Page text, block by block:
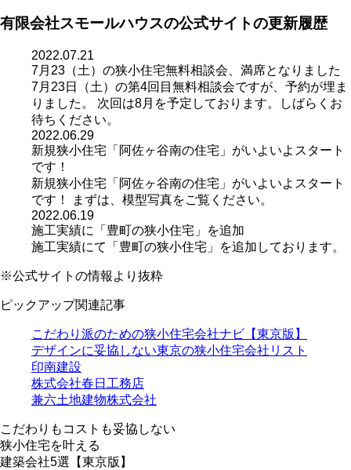
有限会社スモールハウスの公式サイトの更新履歴
2022.07.21
7月23（土）の狭小住宅無料相談会、満席となりました
7月23日（土）の第4回目無料相談会ですが、予約が埋ま
りました。 次回は8月を予定しております。しばらくお
待ちください。
2022.06.29
新規狭小住宅「阿佐ヶ谷南の住宅」がいよいよスタート
です！
新規狭小住宅「阿佐ヶ谷南の住宅」がいよいよスタート
です！ まずは、模型写真をご覧ください。
2022.06.19
施工実績に「豊町の狭小住宅」を追加
施工実績にて「豊町の狭小住宅」を追加しております。
※公式サイトの情報より抜粋
ピックアップ関連記事
こだわり派のための狭小住宅会社ナビ【東京版】
デザインに妥協しない東京の狭小住宅会社リスト
印南建設
株式会社春日工務店
兼六土地建物株式会社
こだわりもコストも妥協しない
狭小住宅を叶える
建築会社5選【東京版】